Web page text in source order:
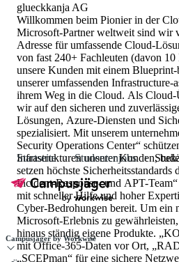
glueckkanja AG
Willkommen beim Pionier in der
Microsoft-Partner weltweit sind wir
Adresse für umfassende Cloud-
von fast 240+ Fachleuten (davon
unsere Kunden mit einem Blueprint-
unserer umfassenden Infrastructure-
ihrem Weg in die Cloud. Als Cloud-Überzeugungstäter sind
wir auf den sicheren und
Lösungen, Azure-Diensten und
spezialisiert. Mit unserem
Security Operations Center“
Infrastrukturen unserer Kunden,
setzen höchste Sicherheitsstandards
Incident-Response- und APT-
mit schneller Hilfe und hoher
Cyber-Bedrohungen bereit. Um ein nahtloses Cloud-natives
Microsoft-Erlebnis zu
hinaus ständig eigene Produkte.
mit Office-365-Daten vor Ort,
„SCEPman“ für eine sichere
Startseite Studentenjobs
Campusjäger by Workwise